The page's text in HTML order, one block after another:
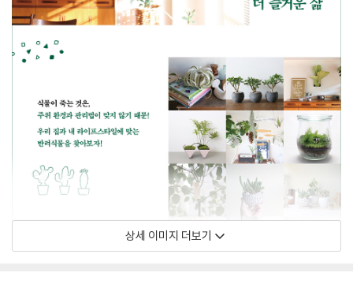
상세 이미지 더보기